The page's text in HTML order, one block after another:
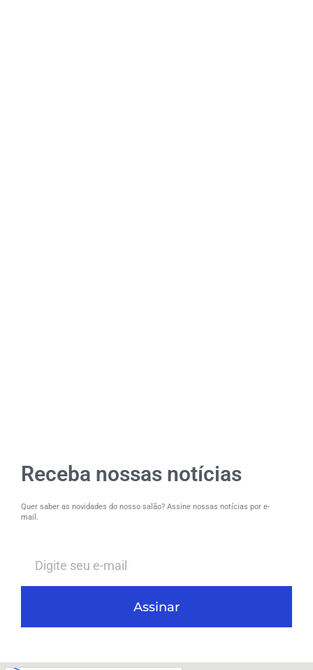
Receba nossas notícias
Quer saber as novidades do nosso salão? Assine nossas notícias por e-
mail.
Assinar